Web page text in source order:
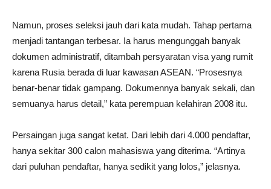
Namun, proses seleksi jauh dari kata mudah. Tahap pertama
menjadi tantangan terbesar. Ia harus mengunggah banyak
dokumen administratif, ditambah persyaratan visa yang rumit
karena Rusia berada di luar kawasan ASEAN. “Prosesnya
benar-benar tidak gampang. Dokumennya banyak sekali, dan
semuanya harus detail,” kata perempuan kelahiran 2008 itu.
Persaingan juga sangat ketat. Dari lebih dari 4.000 pendaftar,
hanya sekitar 300 calon mahasiswa yang diterima. “Artinya
dari puluhan pendaftar, hanya sedikit yang lolos,” jelasnya.